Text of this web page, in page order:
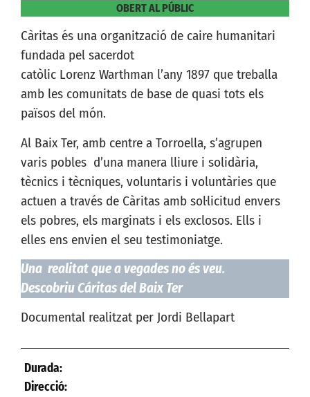
OBERT AL PÚBLIC
Càritas és una organització de caire humanitari
fundada pel sacerdot
catòlic Lorenz Warthman l’any 1897 que treballa
amb les comunitats de base de quasi tots els
països del món.
Al Baix Ter, amb centre a Torroella, s’agrupen
varis pobles d’una manera lliure i solidària,
tècnics i tècniques, voluntaris i voluntàries que
actuen a través de Càritas amb sol·licitud envers
els pobres, els marginats i els exclosos. Ells i
elles ens envien el seu testimoniatge.
Una realitat que a vegades no és veu.
Descobriu Cáritas del Baix Ter
Documental realitzat per Jordi Bellapart
Durada:
Direcció: